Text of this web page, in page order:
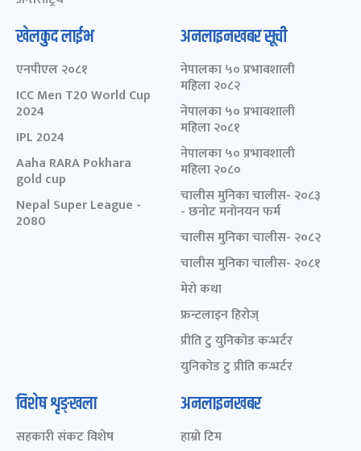
खेलकुद लाईभ
एनपीएल २०८१
ICC Men T20 World Cup
2024
IPL 2024
Aaha RARA Pokhara
gold cup
Nepal Super League -
2080
अनलाइनखबर सूची
नेपालका ५० प्रभावशाली
महिला २०८२
नेपालका ५० प्रभावशाली
महिला २०८१
नेपालका ५० प्रभावशाली
महिला २०८०
चालीस मुनिका चालीस- २०८३
- छनोट मनोनयन फर्म
चालीस मुनिका चालीस- २०८२
चालीस मुनिका चालीस- २०८१
मेरो कथा
फ्रन्टलाइन हिरोज्
प्रीति टु युनिकोड कन्भर्टर
युनिकोड टु प्रीति कन्भर्टर
विशेष शृङ्खला
सहकारी संकट विशेष
अनलाइनखबर
हाम्रो टिम